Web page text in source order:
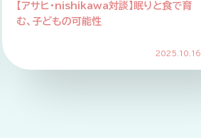
【アサヒ・nishikawa対談】眠りと食で育
む、子どもの可能性
2025.10.16